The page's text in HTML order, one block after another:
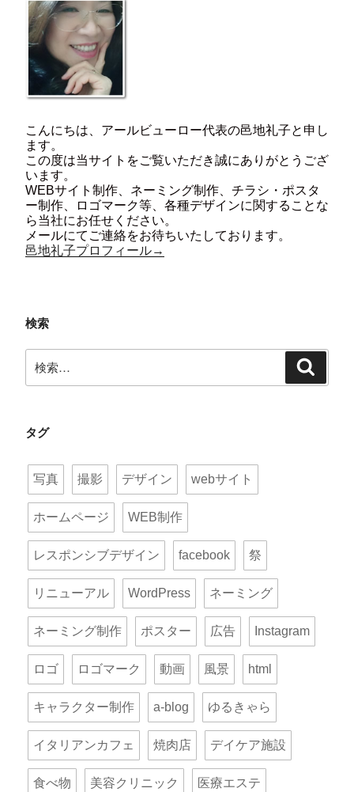
こんにちは、アールビューロー代表の邑地礼子と申し
ます。
この度は当サイトをご覧いただき誠にありがとうござ
います。
WEBサイト制作、ネーミング制作、チラシ・ポスタ
ー制作、ロゴマーク等、各種デザインに関することな
ら当社にお任せください。
メールにてご連絡をお待ちいたしております。
邑地礼子プロフィール→
検索
索:
タグ
写真 撮影 デザイン webサイト
ホームページ WEB制作
レスポンシブデザイン facebook 祭
リニューアル WordPress ネーミング
ネーミング制作 ポスター 広告 Instagram
ロゴ ロゴマーク 動画 風景 html
キャラクター制作 a-blog ゆるきゃら
イタリアンカフェ 焼肉店 デイケア施設
食べ物 美容クリニック 医療エステ